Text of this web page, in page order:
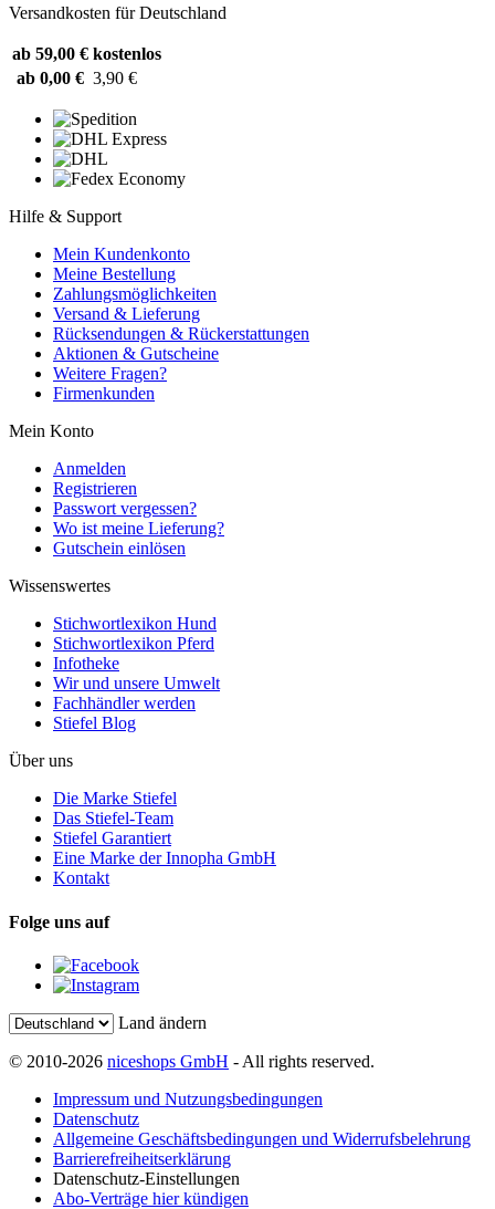
Versandkosten für Deutschland
ab 59,00 € kostenlos
ab 0,00 € 3,90 €
Hilfe & Support
Mein Kundenkonto
Meine Bestellung
Zahlungsmöglichkeiten
Versand & Lieferung
Rücksendungen & Rückerstattungen
Aktionen & Gutscheine
Weitere Fragen?
Firmenkunden
Mein Konto
Anmelden
Registrieren
Passwort vergessen?
Wo ist meine Lieferung?
Gutschein einlösen
Wissenswertes
Stichwortlexikon Hund
Stichwortlexikon Pferd
Infotheke
Wir und unsere Umwelt
Fachhändler werden
Stiefel Blog
Über uns
Die Marke Stiefel
Das Stiefel-Team
Stiefel Garantiert
Eine Marke der Innopha GmbH
Kontakt
Folge uns auf
Land ändern
© 2010-2026 niceshops GmbH - All rights reserved.
Impressum und Nutzungsbedingungen
Datenschutz
Allgemeine Geschäftsbedingungen und Widerrufsbelehrung
Barrierefreiheitserklärung
Datenschutz-Einstellungen
Abo-Verträge hier kündigen